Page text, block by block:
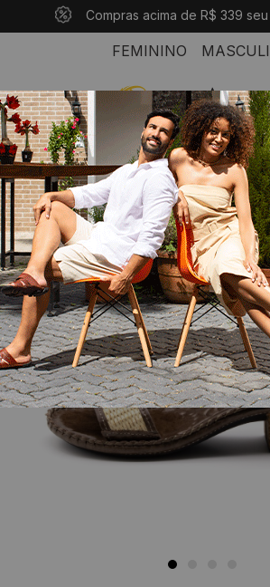
Compras acima de R$ 339
Pague em até 10x
10% OFF com o cupom:
FEMININO
Home Feminino
Sandália salto
Sandália Salto Clarita em Couro Crush Tabaco-